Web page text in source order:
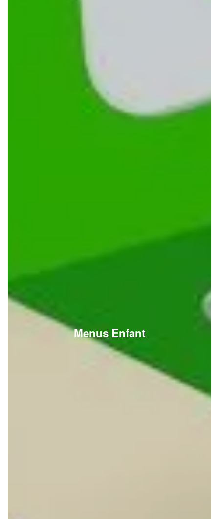
Menus Enfant